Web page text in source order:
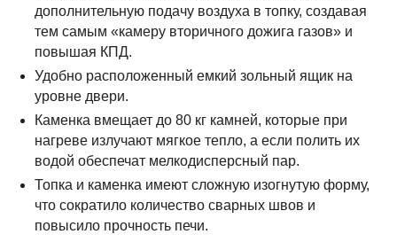
дополнительную подачу воздуха в топку, создавая
тем самым «камеру вторичного дожига газов» и
повышая КПД.
Удобно расположенный емкий зольный ящик на
уровне двери.
Каменка вмещает до 80 кг камней, которые при
нагреве излучают мягкое тепло, а если полить их
водой обеспечат мелкодисперсный пар.
Топка и каменка имеют сложную изогнутую форму,
что сократило количество сварных швов и
повысило прочность печи.